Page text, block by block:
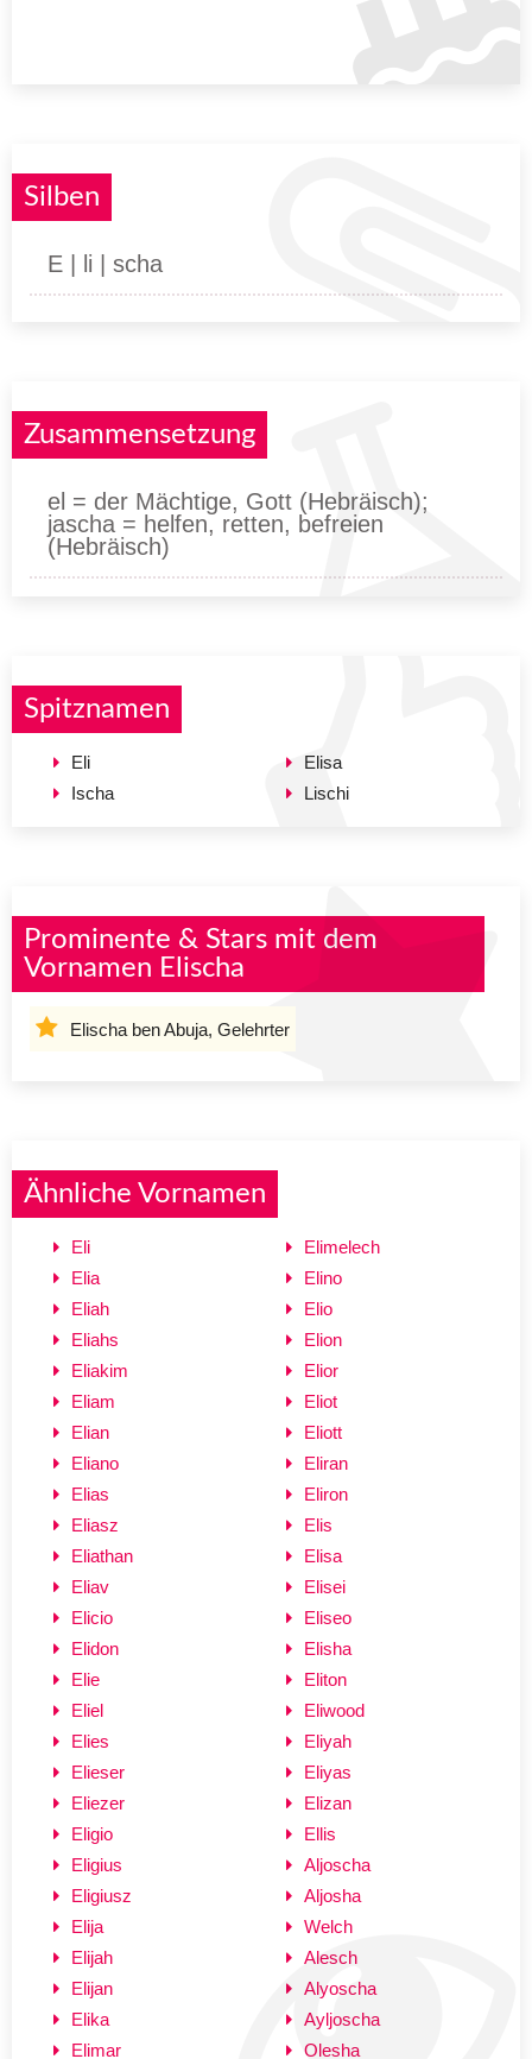
Silben
E | li | scha
Zusammensetzung
el = der Mächtige, Gott (Hebräisch);
jascha = helfen, retten, befreien
(Hebräisch)
Spitznamen
Eli
Ischa
Elisa
Lischi
Prominente & Stars mit dem
Vornamen Elischa
Elischa ben Abuja, Gelehrter
Ähnliche Vornamen
Eli
Elia
Eliah
Eliahs
Eliakim
Eliam
Elian
Eliano
Elias
Eliasz
Eliathan
Eliav
Elicio
Elidon
Elie
Eliel
Elies
Elieser
Eliezer
Eligio
Eligius
Eligiusz
Elija
Elijah
Elijan
Elika
Elimar
Elimelech
Elino
Elio
Elion
Elior
Eliot
Eliott
Eliran
Eliron
Elis
Elisa
Elisei
Eliseo
Elisha
Eliton
Eliwood
Eliyah
Eliyas
Elizan
Ellis
Aljoscha
Aljosha
Welch
Alesch
Alyoscha
Ayljoscha
Olesha